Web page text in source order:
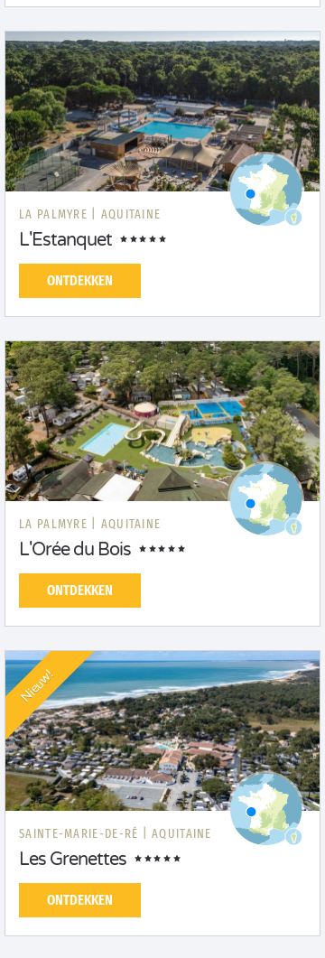
LA PALMYRE | AQUITAINE
L'Estanquet
ONTDEKKEN
LA PALMYRE | AQUITAINE
L'Orée du Bois
ONTDEKKEN
Nieuw!
SAINTE-MARIE-DE-RÉ | AQUITAINE
Les Grenettes
ONTDEKKEN